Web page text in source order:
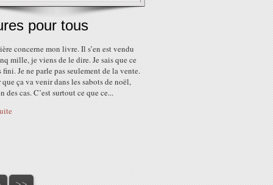
pour tous
concerne mon livre. Il s’en est vendu
mille, je viens de le dire. Je sais que ce
fini. Je ne parle pas seulement de la vente.
ça va venir dans les sabots de noël,
des cas. C’est surtout ce que ce...